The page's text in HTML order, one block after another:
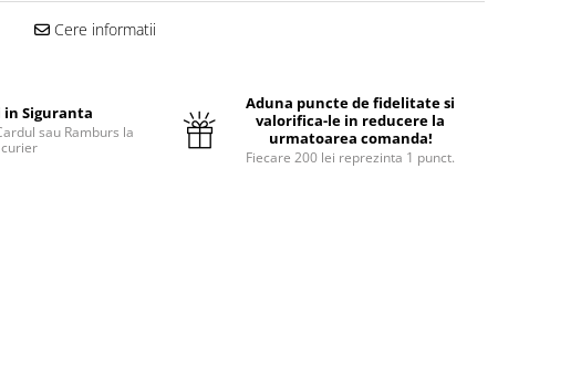
Cere informatii
in Siguranta
sau Ramburs la
curier
Aduna puncte de fidelitate si
valorifica-le in reducere la
urmatoarea comanda!
Fiecare 200 lei reprezinta 1 punct.